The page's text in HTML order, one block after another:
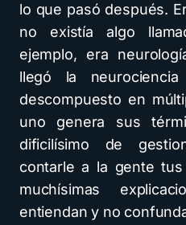
lo que pasó después.
no existía algo
ejemplo, era
llegó la
descompuesto en
uno genera sus
dificilísimo de
contarle a la gente
muchísimas
entiendan y no